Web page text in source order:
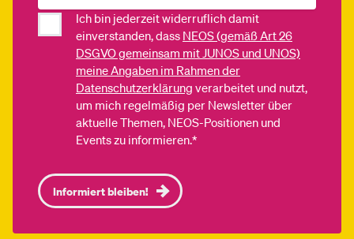
Ich bin jederzeit widerruflich damit
einverstanden, dass NEOS (gemäß Art 26
DSGVO gemeinsam mit JUNOS und UNOS)
meine Angaben im Rahmen der
Datenschutzerklärung verarbeitet und nutzt,
um mich regelmäßig per Newsletter über
aktuelle Themen, NEOS-Positionen und
Events zu informieren.*
Informiert bleiben!